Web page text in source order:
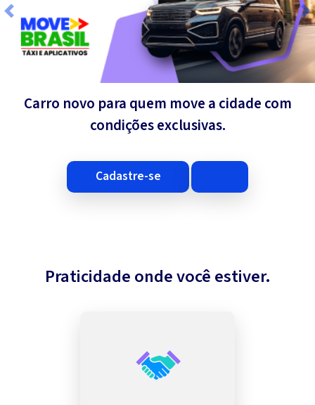
Carro novo para quem move a cidade com
condições exclusivas.
cadastre-se
Previous
Praticidade onde você estiver.